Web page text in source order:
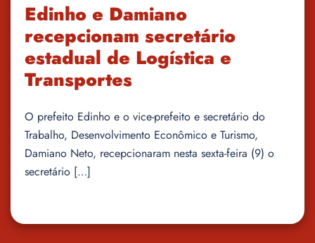
Edinho e Damiano
recepcionam secretário
estadual de Logística e
Transportes
O prefeito Edinho e o vice-prefeito e secretário do
Trabalho, Desenvolvimento Econômico e Turismo,
Damiano Neto, recepcionaram nesta sexta-feira (9) o
secretário […]